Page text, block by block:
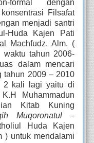
formal dengan
Filsafat
menjadi santri
Huda Kajen Pati
Machfudz. Alm. (
tahun 2006-
dalam mencari
tahun 2009 – 2010
2 kali lagi yaitu di
Muhammadun
Kitab Kuning
Muqoronatul –
Huda Kajen
) untuk mendalami